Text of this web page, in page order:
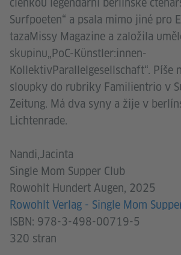
Surfpoeten“ a psala mimo jiné pro
tazaMissy Magazine a založila
skupinu„PoC-Künstler:innen-
KollektivParallelgesellschaft“. Píše
sloupky do rubriky Familientrio v
Zeitung. Má dva syny a žije v
Lichtenrade.
Nandi,Jacinta
Single Mom Supper Club
Rowohlt Hundert Augen, 2025
Rowohlt Verlag - Single Mom
ISBN: 978-3-498-00719-5
320 stran